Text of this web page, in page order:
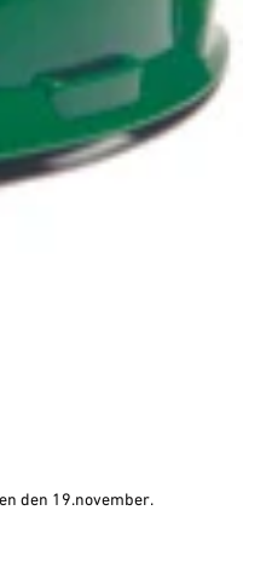
den 19.november.